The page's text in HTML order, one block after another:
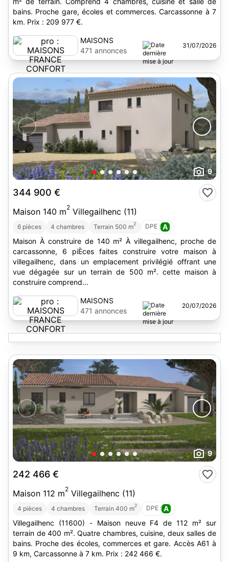
bains. Proche gare, écoles et commerces. Carcassonne à 7
km. Prix : 209 977 €.
MAISONS
FRANCE
CONFORT
471 annonces
31/07/2026
9
344 900 €
Maison 140 m2 Villegailhenc (11)
6 pièces 4 chambres Terrain 500 m2 DPE : A
Maison À construire de 140 m² À villegailhenc, proche de
carcassonne, 6 piÈces faites construire votre maison à
villegailhenc, dans un emplacement privilégié offrant une
vue dégagée sur un terrain de 500 m². cette maison à
construire comprend...
MAISONS
FRANCE
CONFORT
471 annonces
20/07/2026
9
242 466 €
Maison 112 m2 Villegailhenc (11)
4 pièces 4 chambres Terrain 400 m2 DPE : A
Villegailhenc (11600) - Maison neuve F4 de 112 m² sur
terrain de 400 m². Quatre chambres, cuisine, deux salles de
bains. Proche des écoles, commerces et gare. Accès A61 à
9 km, Carcassonne à 7 km. Prix : 242 466 €.